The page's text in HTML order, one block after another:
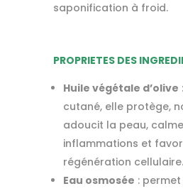
saponification à froid.
PROPRIETES DES
Huile végétale d’olive
cutané, elle protège,
adoucit la peau,
inflammations et
régénération cellulaire.
Eau osmosée :